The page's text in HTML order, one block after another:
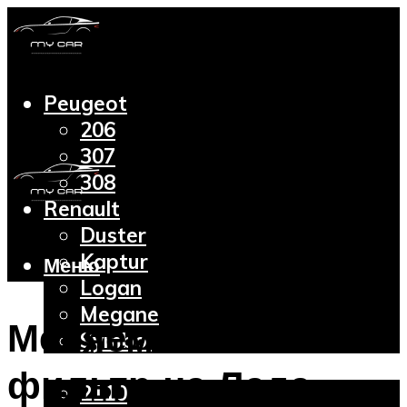
Peugeot
206
307
308
Renault
Duster
Kaptur
Logan
Megane
Symbol
2110
Меню
Меняем топливный
фильтр на Лада